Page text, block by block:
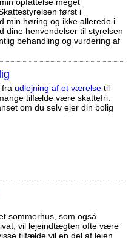
først i
min høring og ikke allerede i
dine henvendelser til styrelsen
behandling og vurdering af
udlejning af et værelsetil
tilfælde være skattefri.
om du selv ejer din bolig
sommerhus, som også
vil lejeindtægten ofte være
tilfælde vil en del af lejen